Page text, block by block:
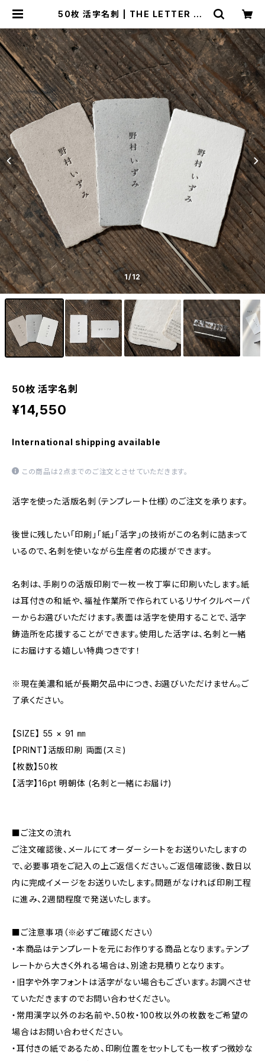
50枚 活字名刺 | THE LETTER PR
1/12
50枚 活字名刺
¥14,550
International shipping available
この商品は2点までのご注文とさせていただきます。
活字を使った活版名刺（テンプレート仕様）のご注文を承ります。
後世に残したい「印刷」「紙」「活字」の技術がこの名刺に詰まって
いるので、名刺を使いながら生産者の応援ができます。
名刺は、手刷りの活版印刷で一枚一枚丁寧に印刷いたします。紙
は耳付きの和紙や、福祉作業所で作られているリサイクルペーパ
ーからお選びいただけます。表面は活字を使用することで、活字
鋳造所を応援することができます。使用した活字は、名刺と一緒
にお届けする嬉しい特典つきです！
※現在美濃和紙が長期欠品中につき、お選びいただけません。ご
了承ください。
【SIZE】 55 × 91 ㎜
【PRINT】活版印刷 両面(スミ)
【枚数】50枚
【活字】16pt 明朝体 (名刺と一緒にお届け)
■ご注文の流れ
ご注文確認後、メールにてオーダーシートをお送りいたしますの
で、必要事項をご記入の上ご返信ください。ご返信確認後、数日以
内に完成イメージをお送りいたします。問題がなければ印刷工程
に進み、2週間程度で発送いたします。
■ご注意事項（※必ずご確認ください）
・本商品はテンプレートを元にお作りする商品となります。テンプ
レートから大きく外れる場合は、別途お見積りとなります。
・旧字や外字フォントは活字がない場合もございます。お調べさせ
ていただきますのでお問い合わせください。
・常用漢字以外のお名前や、50枚・100枚以外の枚数をご希望の
場合はお問い合わせください。
・耳付きの紙であるため、印刷位置をセットしても一枚ずつ微妙な